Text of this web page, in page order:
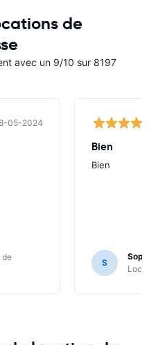
de
avec un 9/10 sur 8197
05-2024
de
Bien
Bien
S